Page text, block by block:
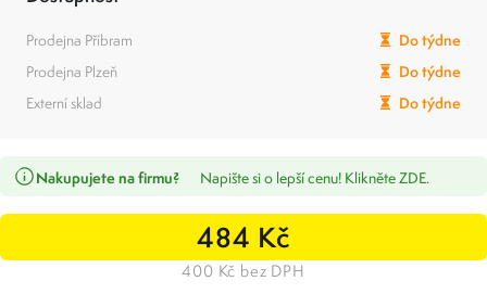
Prodejna Příbram
Do týdne
Prodejna Plzeň
Do týdne
Externí sklad
Do týdne
Nakupujete na firmu? Napište si o lepší cenu! Klikněte ZDE.
484 Kč
400 Kč bez DPH